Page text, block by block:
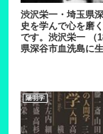
渋沢栄一・埼玉県
史を学んで心を磨
です。渋沢栄一 （
県深谷市血洗島に
陽明学